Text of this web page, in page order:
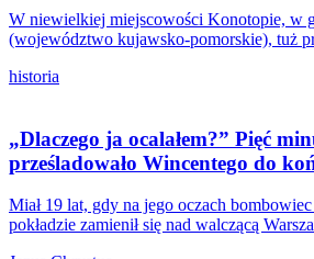
W niewielkiej miejscowości Konotopie, w
(województwo kujawsko-pomorskie), tuż
historia
„Dlaczego ja ocalałem?” Pięć
prześladowało Wincentego do
Miał 19 lat, gdy na jego oczach
pokładzie zamienił się nad walczącą